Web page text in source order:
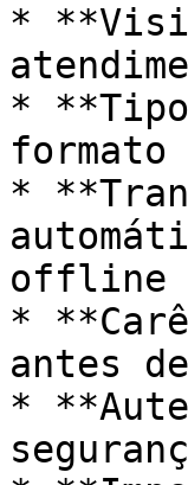
*
* **Tipo
formato
*
offline
*
antes
*